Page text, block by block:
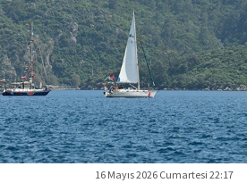
16 Mayıs 2026 Cumartesi 22:17